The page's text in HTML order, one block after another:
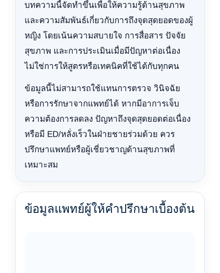
บทความนี้จัดทำขึ้นเพื่อให้ความรู้ด้านสุขภาพ
และความสัมพันธ์เกี่ยวกับการถึงจุดสุดยอดของผู้
หญิง โดยเน้นความสบายใจ การสื่อสาร ปัจจัย
สุขภาพ และการประเมินเมื่อมีปัญหาต่อเนื่อง
ไม่ใช่การให้สูตรหรือเทคนิคที่ใช้ได้กับทุกคน
ข้อมูลนี้ไม่สามารถใช้แทนการตรวจ วินิจฉัย
หรือการรักษาจากแพทย์ได้ หากมีอาการเจ็บ
ความต้องการลดลง ปัญหาถึงจุดสุดยอดต่อเนื่อง
หรือมี ED/หลั่งเร็วในฝ่ายชายร่วมด้วย ควร
ปรึกษาแพทย์หรือผู้เชี่ยวชาญด้านสุขภาพที่
เหมาะสม
ข้อมูลแพทย์ผู้ให้คำปรึกษาเบื้องต้น